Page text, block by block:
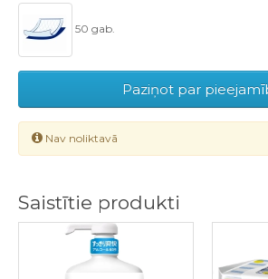
50 gab.
Paziņot par
Nav noliktavā
Saistītie produkti